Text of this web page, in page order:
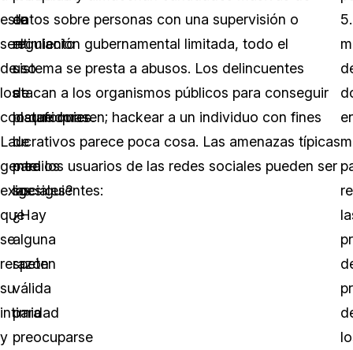
este
sentimiento
de
los
consumidores.
La
gente
exige
que
se
respeten
su
intimidad
y
en
el
uso
de
plataformas
de
medios
sociales?
¿Hay
alguna
razón
válida
para
preocuparse
datos sobre personas con una supervisión o
regulación gubernamental limitada, todo el
sistema se presta a abusos. Los delincuentes
atacan a los organismos públicos para conseguir
lo que quieren; hackear a un individuo con fines
lucrativos parece poca cosa. Las amenazas típicas
para los usuarios de las redes sociales pueden ser
las siguientes: